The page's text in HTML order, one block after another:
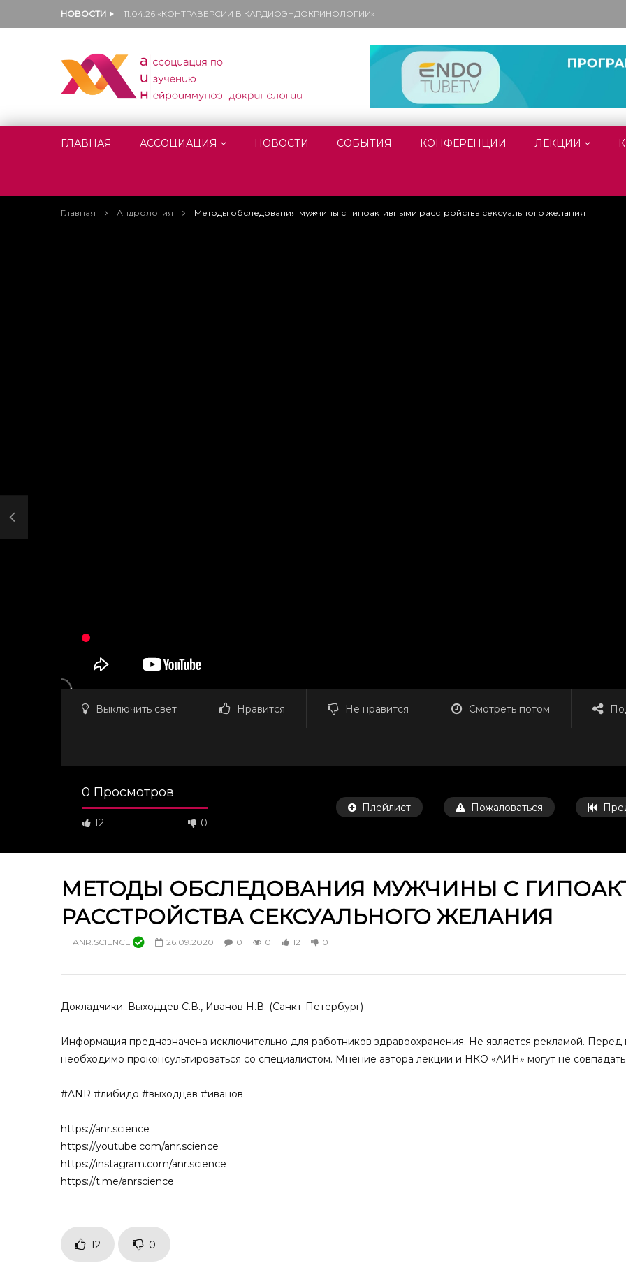
НОВОСТИ 11.04.26 «КОНТРАВЕРСИИ В КАРДИОЭНДОКРИНОЛОГИИ»
ГЛАВНАЯ АССОЦИАЦИЯ НОВОСТИ СОБЫТИЯ КОНФЕРЕНЦИИ ЛЕКЦИИ
Главная Андрология Методы обследования мужчины с гипоактивными расстройства сексуального желания
Выключить свет Нравится Не нравится Смотреть потом
0 Просмотров
12 0
Плейлист Пожаловаться
Смотреть потом
32:38
Алгоритм дифференциальной
мужчин с жалобами на снижение
23.11.2024
Смотреть потом
39:13
Men’s health – на пороге новой
и сексуальные нарушения у
30.03.2024
56:53
нарушения у мужчин
МЕТОДЫ ОБСЛЕДОВАНИЯ МУЖЧИНЫ С
РАССТРОЙСТВА СЕКСУАЛЬНОГО ЖЕЛАНИЯ
ANR.SCIENCE 26.09.2020 0 0 12 0
Докладчики: Выходцев С.В., Иванов Н.В. (Санкт-Петербург)
Информация предназначена исключительно для работников здравоохранения. Не является рекламой.
необходимо проконсультироваться со специалистом. Мнение автора лекции и НКО «АИН» могут не совпадать.
#ANR #либидо #выходцев #иванов
https://anr.science
https://youtube.com/anr.science
https://instagram.com/anr.science
https://t.me/anrscience
12 0